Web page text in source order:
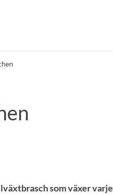
som växer varje